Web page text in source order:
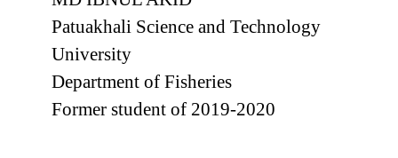
Patuakhali Science and Technology
University
Department of Fisheries
Former student of 2019-2020